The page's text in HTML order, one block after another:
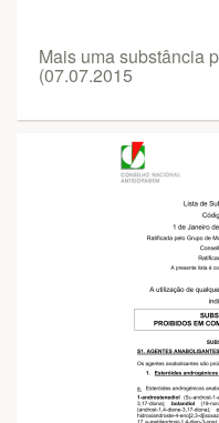
Mais uma substância
(07.07.2015